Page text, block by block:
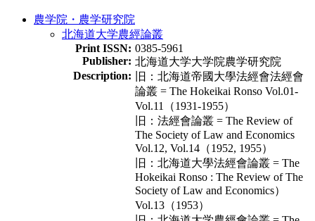
農学院・農学研究院
北海道大学農經論叢
Print ISSN: 0385-5961
Publisher: 北海道大学大学院農学研究院
Description:
旧：北海道帝國大學法經會法經會
論叢 = The Hokeikai Ronso Vol.01-
Vol.11（1931-1955）
旧：法經會論叢 = The Review of
The Society of Law and Economics
Vol.12, Vol.14（1952, 1955）
旧：北海道大學法經會論叢 = The
Hokeikai Ronso : The Review of The
Society of Law and Economics）
Vol.13（1953）